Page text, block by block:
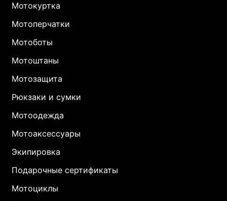
Мотокуртка
Мотоперчатки
Мотоботы
Мотоштаны
Мотозащита
Рюкзаки и сумки
Мотоодежда
Мотоаксессуары
Экипировка
Подарочные сертификаты
Мотоциклы